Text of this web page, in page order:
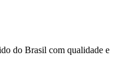
do Brasil com qualidade e